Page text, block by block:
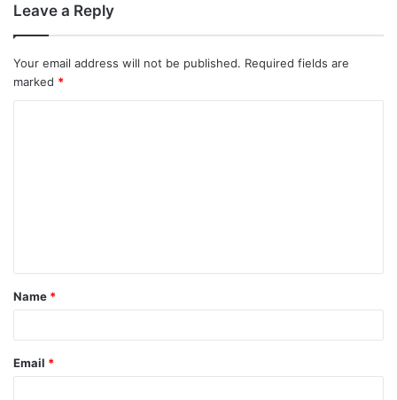
Leave a Reply
Your email address will not be published. Required fields are
marked *
Name *
Email *